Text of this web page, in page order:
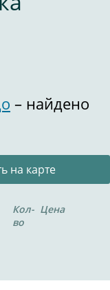
– найдено
на карте
Кол-
во
Цена